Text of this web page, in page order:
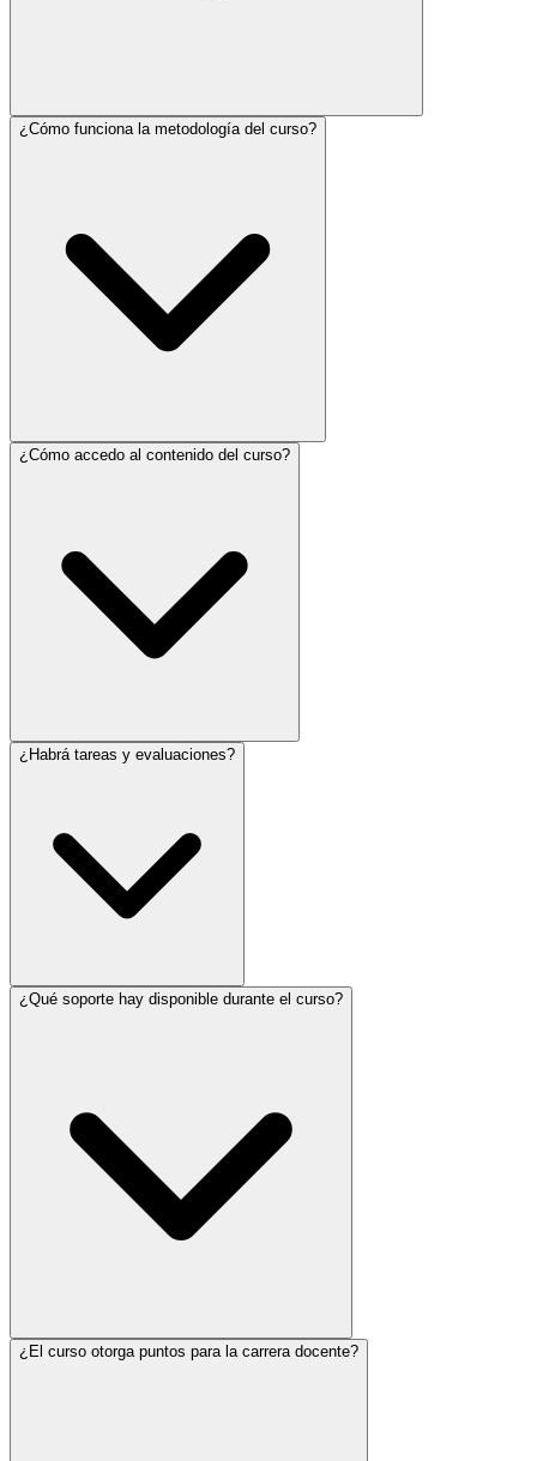
¿Cómo funciona la metodología del curso?
¿Cómo accedo al contenido del curso?
¿Habrá tareas y evaluaciones?
¿Qué soporte hay disponible durante el curso?
¿El curso otorga puntos para la carrera docente?